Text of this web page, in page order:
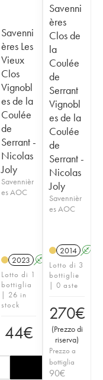
S
Savenni
ères Les
Vieux
Clos
Vignobl
es de la
Coulée
de
Serrant -
Nicolas
Joly
Savennièr
es AOC
2023 A S
Lotto di 1
bottiglia
| 26 in
stock
44€
Savenni
ères
Clos de
la
Coulée
de
Serrant
Vignobl
es de la
Coulée
de
Serrant -
Nicolas
Joly
Savennièr
es AOC
2014 A
Lotto di 3
bottiglie
| 0 aste
270€
(Prezzo di
riserva)
Prezzo a
bottiglia
90€